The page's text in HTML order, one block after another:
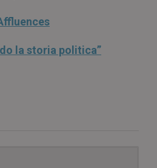
la storia politica”